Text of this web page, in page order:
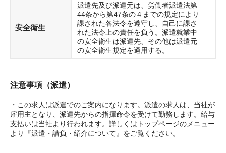
安全衛生
派遣先及び派遣元は、労働者派遣法第
44条から第47条の４までの規定により
課された各法令を遵守し、自己に課さ
れた法令上の責任を負う。派遣就業中
の安全衛生は派遣先、その他は派遣元
の安全衛生規定を適用する。
注意事項（派遣）
・この求人は派遣でのご案内になります。派遣の求人は、当社が
雇用主となり、派遣先からの指揮命令を受けて勤務します。給与
支払いは当社より行われます。詳しくはトップページのメニュー
より『派遣・請負・紹介について』をご覧ください。